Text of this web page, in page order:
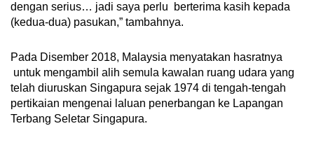
dengan serius… jadi saya perlu berterima kasih kepada
(kedua-dua) pasukan,” tambahnya.
Pada Disember 2018, Malaysia menyatakan hasratnya
untuk mengambil alih semula kawalan ruang udara yang
telah diuruskan Singapura sejak 1974 di tengah-tengah
pertikaian mengenai laluan penerbangan ke Lapangan
Terbang Seletar Singapura.